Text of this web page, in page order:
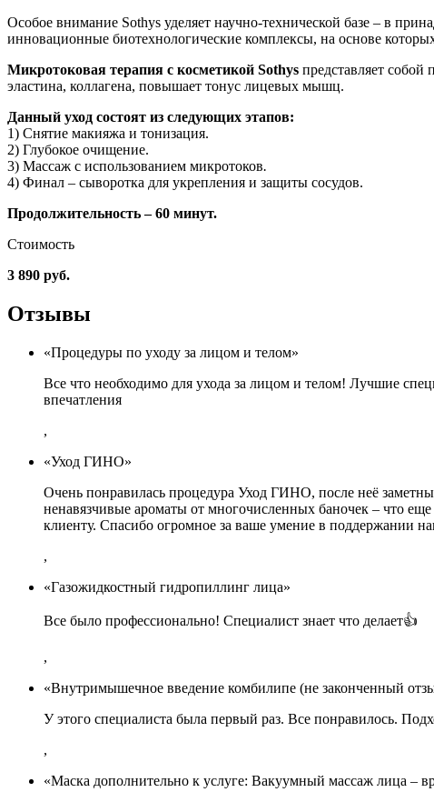
Особое внимание Sothys уделяет научно-технической базе – в
инновационные биотехнологические комплексы, на основе
Микротоковая терапия с косметикой Sothys представляет собой
эластина, коллагена, повышает тонус лицевых мышц.
Данный уход состоят из следующих этапов:
1) Снятие макияжа и тонизация.
2) Глубокое очищение.
3) Массаж с использованием микротоков.
4) Финал – сыворотка для укрепления и защиты сосудов.
Продолжительность – 60 минут.
Стоимость
3 890 руб.
Отзывы
«Процедуры по уходу за лицом и телом»
Все что необходимо для ухода за лицом и телом! Лучшие
впечатления
,
«Уход ГИНО»
Очень понравилась процедура Уход ГИНО, после неё
ненавязчивые ароматы от многочисленных баночек – что
клиенту. Спасибо огромное за ваше умение в поддержании
,
«Газожидкостный гидропиллинг лица»
Все было профессионально! Специалист знает что делает👍
,
«Внутримышечное введение комбилипе (не законченный
У этого специалиста была первый раз. Все понравилось.
,
«Маска дополнительно к услуге: Вакуумный массаж лица –